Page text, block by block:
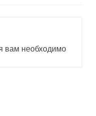
вам необходимо